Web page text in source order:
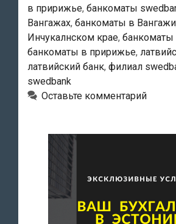
в пририжье, банкоматы
Вангажах, банкоматы в Вангажи
Инчукалнском крае, банкоматы
банкоматы в пририжье,
латвийский банк, филиал
swedbank
Оставьте комментарий